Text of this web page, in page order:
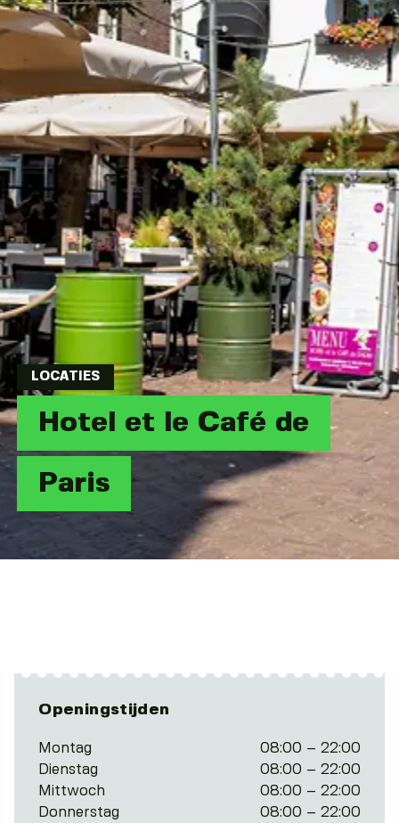
LOCATIES
Hotel et le Café de
Paris
Openingstijden
Montag
08:00 – 22:00
Dienstag
08:00 – 22:00
Mittwoch
08:00 – 22:00
Donnerstag
08:00 – 22:00